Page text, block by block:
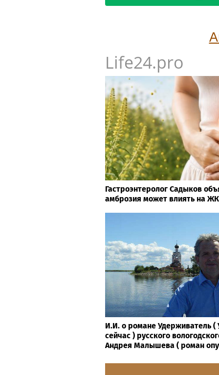
Life24.pro
Гастроэнтеролог Садыков
амброзия может влиять на
И.И. о романе Удерживатель
сейчас ) русского
Андрея Малышева ( роман